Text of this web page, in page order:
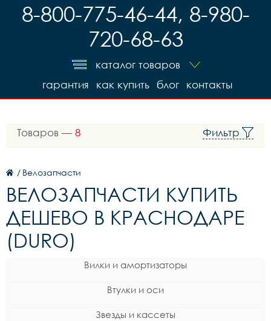
8-800-775-46-44, 8-980-
720-68-63
каталог товаров
контакты
блог
как купить
гарантия
Товаров — 8 Фильтр
/ Велозапчасти
ВЕЛОЗАПЧАСТИ КУПИТЬ
ДЕШЕВО В КРАСНОДАРЕ
(DURO)
Вилки и амортизаторы
Втулки и оси
Звезды и кассеты